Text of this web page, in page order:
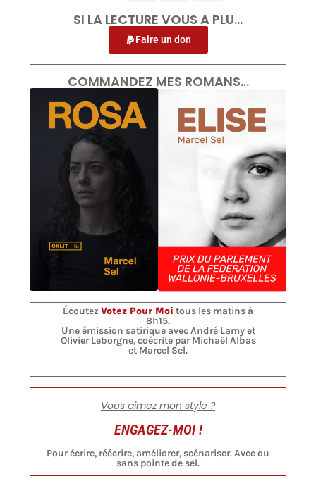
SI LA LECTURE VOUS A PLU…
Faire un don
COMMANDEZ MES ROMANS…
Écoutez Votez Pour Moi tous les matins à
8h15.
Une émission satirique avec André Lamy et
Olivier Leborgne, coécrite par Michaël Albas
et Marcel Sel.
Vous aimez mon style ?
ENGAGEZ-MOI !
Pour écrire, réécrire, améliorer, scénariser. Avec ou
sans pointe de sel.